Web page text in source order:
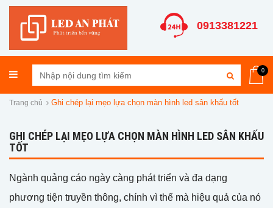
0913381221
0
Trang chủ Ghi chép lại mẹo lựa chọn màn hình led sân khấu tốt
GHI CHÉP LẠI MẸO LỰA CHỌN MÀN HÌNH LED SÂN KHẤU
TỐT
Ngành quảng cáo ngày càng phát triển và đa dạng
phương tiện truyền thông, chính vì thế mà hiệu quả của nó